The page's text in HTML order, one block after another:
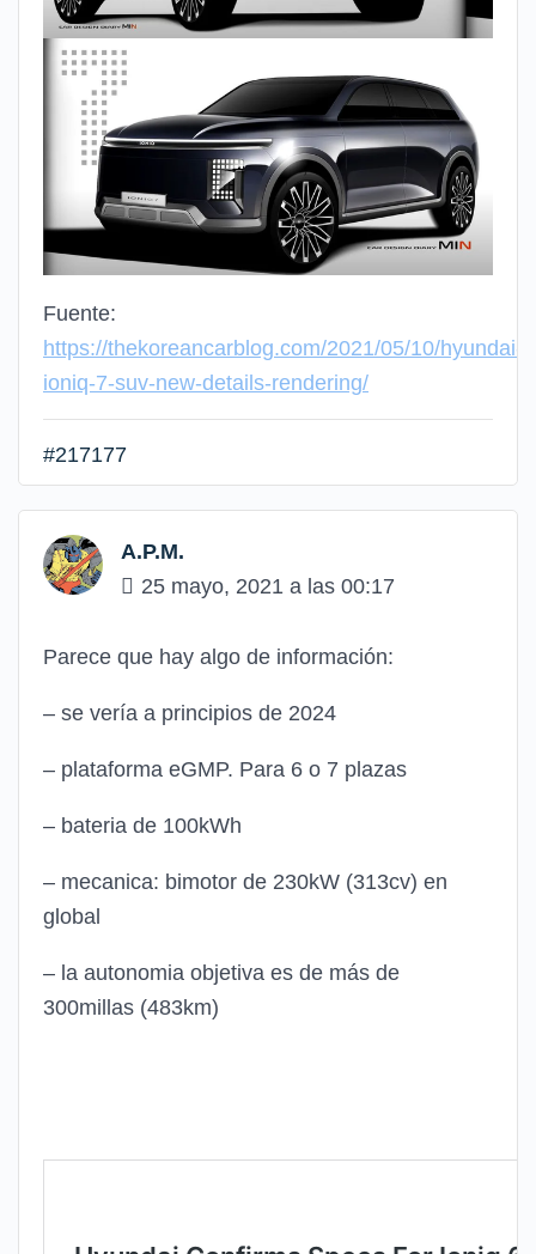
Fuente:
https://thekoreancarblog.com/2021/05/10/hyundai-
ioniq-7-suv-new-details-rendering/
#217177
A.P.M.
25 mayo, 2021 a las 00:17
Parece que hay algo de información:
– se vería a principios de 2024
– plataforma eGMP. Para 6 o 7 plazas
– bateria de 100kWh
– mecanica: bimotor de 230kW (313cv) en
global
– la autonomia objetiva es de más de
300millas (483km)